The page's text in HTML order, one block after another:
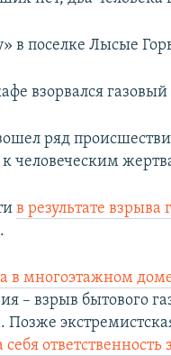
в поселке Лысые
взорвался газовый
ряд
человеческим
в результате взрыва
в многоэтажном
– взрыв бытового
Позже
ответственность